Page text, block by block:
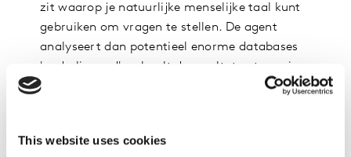
This website uses cookies
zit waarop je natuurlijke menselijke taal kunt
gebruiken om vragen te stellen. De agent
analyseert dan potentieel enorme databases
'onderliggend' en haalt de resultaten terug in
natuurlijke taal. Siri op steroïden!